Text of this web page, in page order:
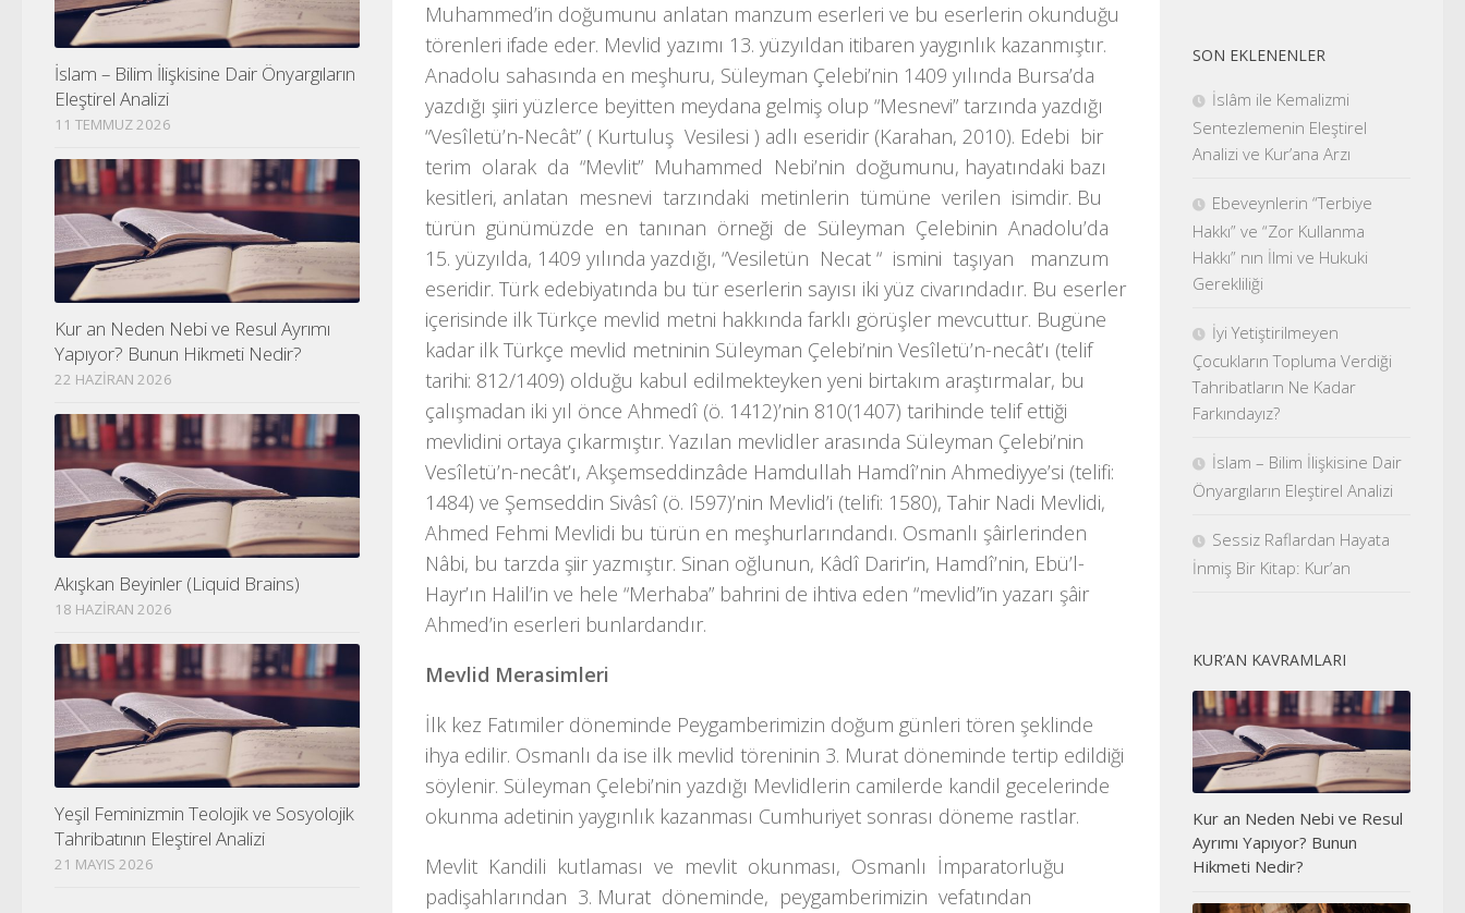
Muhammed’in doğumunu anlatan manzum eserleri ve bu eserlerin okunduğu
törenleri ifade eder. Mevlid yazımı 13. yüzyıldan itibaren yaygınlık kazanmıştır.
Anadolu sahasında en meşhuru, Süleyman Çelebi’nin 1409 yılında Bursa’da
yazdığı şiiri yüzlerce beyitten meydana gelmiş olup “Mesnevi” tarzında yazdığı
“Vesîletü’n-Necât” ( Kurtuluş Vesilesi ) adlı eseridir (Karahan, 2010). Edebi bir
terim olarak da “Mevlit” Muhammed Nebi’nin doğumunu, hayatındaki bazı
kesitleri, anlatan mesnevi tarzındaki metinlerin tümüne verilen isimdir. Bu
türün günümüzde en tanınan örneği de Süleyman Çelebinin Anadolu’da
15. yüzyılda, 1409 yılında yazdığı, “Vesiletün Necat “ ismini taşıyan manzum
eseridir. Türk edebiyatında bu tür eserlerin sayısı iki yüz civarındadır. Bu eserler
içerisinde ilk Türkçe mevlid metni hakkında farklı görüşler mevcuttur. Bugüne
kadar ilk Türkçe mevlid metninin Süleyman Çelebi’nin Vesîletü’n-necât’ı (telif
tarihi: 812/1409) olduğu kabul edilmekteyken yeni birtakım araştırmalar, bu
çalışmadan iki yıl önce Ahmedî (ö. 1412)’nin 810(1407) tarihinde telif ettiği
mevlidini ortaya çıkarmıştır. Yazılan mevlidler arasında Süleyman Çelebi’nin
Vesîletü’n-necât’ı, Akşemseddinzâde Hamdullah Hamdî’nin Ahmediyye’si (telifi:
1484) ve Şemseddin Sivâsî (ö. I597)’nin Mevlid’i (telifi: 1580), Tahir Nadi Mevlidi,
Ahmed Fehmi Mevlidi bu türün en meşhurlarındandı. Osmanlı şâirlerinden
Nâbi, bu tarzda şiir yazmıştır. Sinan oğlunun, Kâdî Darir’in, Hamdî’nin, Ebü’l-
Hayr’ın Halil’in ve hele “Merhaba” bahrini de ihtiva eden “mevlid”in yazarı şâir
Ahmed’in eserleri bunlardandır.
Mevlid Merasimleri
İlk kez Fatımiler döneminde Peygamberimizin doğum günleri tören şeklinde
ihya edilir. Osmanlı da ise ilk mevlid töreninin 3. Murat döneminde tertip edildiği
söylenir. Süleyman Çelebi’nin yazdığı Mevlidlerin camilerde kandil gecelerinde
okunma adetinin yaygınlık kazanması Cumhuriyet sonrası döneme rastlar.
Mevlit Kandili kutlaması ve mevlit okunması, Osmanlı İmparatorluğu
padişahlarından 3. Murat döneminde, peygamberimizin vefatından
İslam – Bilim İlişkisine Dair Önyargıların
Eleştirel Analizi
11 TEMMUZ 2026
Kur an Neden Nebi ve Resul Ayrımı
Yapıyor? Bunun Hikmeti Nedir?
22 HAZIRAN 2026
Akışkan Beyinler (Liquid Brains)
18 HAZIRAN 2026
Yeşil Feminizmin Teolojik ve Sosyolojik
Tahribatının Eleştirel Analizi
21 MAYIS 2026
SON EKLENENLER
İslâm ile Kemalizmi
Sentezlemenin Eleştirel
Analizi ve Kur’ana Arzı
Ebeveynlerin “Terbiye
Hakkı” ve “Zor Kullanma
Hakkı” nın İlmi ve Hukuki
Gerekliliği
İyi Yetiştirilmeyen
Çocukların Topluma Verdiği
Tahribatların Ne Kadar
Farkındayız?
İslam – Bilim İlişkisine Dair
Önyargıların Eleştirel Analizi
Sessiz Raflardan Hayata
İnmiş Bir Kitap: Kur’an
KUR’AN KAVRAMLARI
Kur an Neden Nebi ve Resul
Ayrımı Yapıyor? Bunun
Hikmeti Nedir?